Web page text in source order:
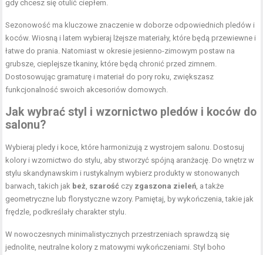
gdy chcesz się otulić ciepłem.
Sezonowość ma kluczowe znaczenie w doborze odpowiednich pledów i
koców. Wiosną i latem wybieraj lżejsze materiały, które będą przewiewne i
łatwe do prania. Natomiast w okresie jesienno-zimowym postaw na
grubsze, cieplejsze tkaniny, które będą chronić przed zimnem.
Dostosowując gramaturę i materiał do pory roku, zwiększasz
funkcjonalność swoich akcesoriów domowych.
Jak wybrać styl i wzornictwo pledów i koców do
salonu?
Wybieraj pledy i koce, które harmonizują z wystrojem salonu. Dostosuj
kolory i wzornictwo do stylu, aby stworzyć spójną aranżację. Do wnętrz w
stylu skandynawskim i rustykalnym wybierz produkty w stonowanych
barwach, takich jak beż, szarość czy zgaszona zieleń, a także
geometryczne lub florystyczne wzory. Pamiętaj, by wykończenia, takie jak
frędzle, podkreślały charakter stylu.
W nowoczesnych minimalistycznych przestrzeniach sprawdzą się
jednolite, neutralne kolory z matowymi wykończeniami. Styl boho